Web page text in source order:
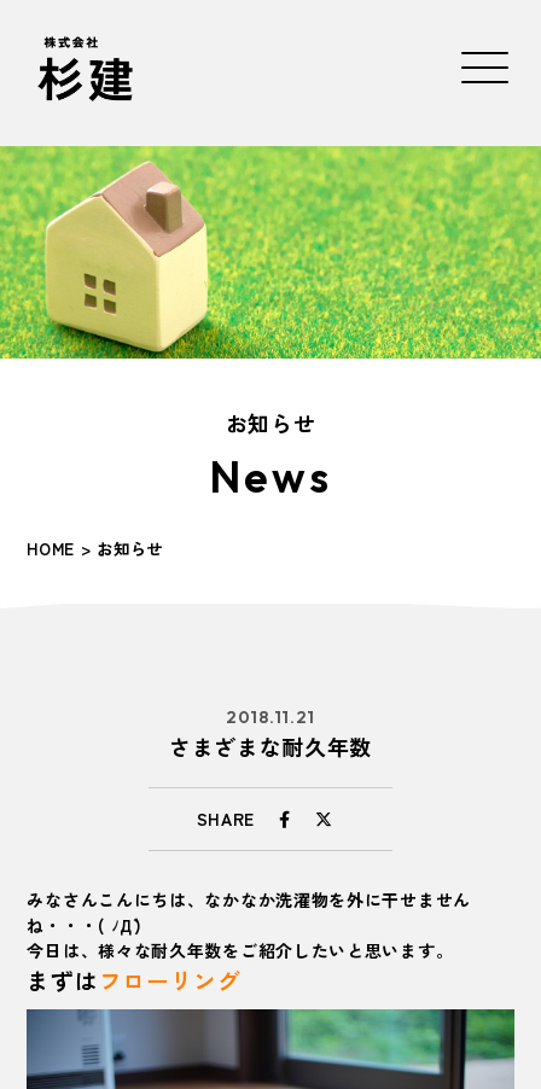
お知らせ
News
HOME > お知らせ
2018.11.21
さまざまな耐久年数
SHARE
みなさんこんにちは、なかなか洗濯物を外に干せません
ね・・・( ﾉД`)
今日は、様々な耐久年数をご紹介したいと思います。
まずは フローリング